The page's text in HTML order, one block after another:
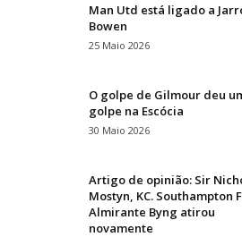
Man Utd está ligado a
Bowen
25 Maio 2026
O golpe de Gilmour deu
golpe na Escócia
30 Maio 2026
Artigo de opinião: Sir
Mostyn, KC. Southampton
Almirante Byng atirou
novamente